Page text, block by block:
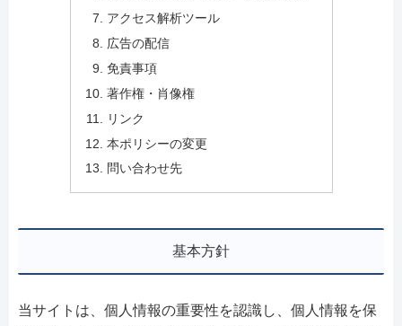
アクセス解析ツール
広告の配信
免責事項
著作権・肖像権
リンク
本ポリシーの変更
問い合わせ先
基本方針
当サイトは、個人情報の重要性を認識し、個人情報を保